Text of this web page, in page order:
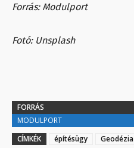
Forrás: Modulport
Fotó: Unsplash
FORRÁS
MODULPORT
CÍMKÉK
építésügy Geodézia